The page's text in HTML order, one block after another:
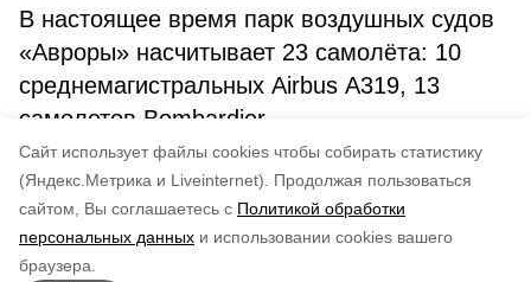
Cайт использует файлы cookies чтобы собирать статистику
(Яндекс.Метрика и Liveinternet).
Продолжая пользоваться
сайтом, Вы соглашаетесь с Политикой обработки
персональных данных и использовании cookies вашего
браузера.
В настоящее время парк воздушных судов
«Авроры» насчитывает 23 самолёта: 10
среднемагистральных Airbus А319, 13
самолетов Bombardier.
Авторы: Андрей Киселев
по оценке